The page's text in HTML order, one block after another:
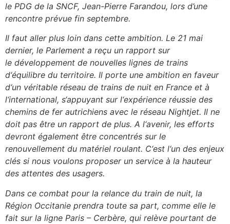
le PDG de la SNCF, Jean-Pierre Farandou, lors d’une
rencontre prévue fin septembre.
Il faut aller plus loin dans cette ambition. Le 21 mai
dernier, le Parlement a reçu un rapport sur
le développement de nouvelles lignes de trains
d‘équilibre du territoire. Il porte une ambition en faveur
d‘un véritable réseau de trains de nuit en France et à
l‘international, s‘appuyant sur l‘expérience réussie des
chemins de fer autrichiens avec le réseau Nightjet. Il ne
doit pas être un rapport de plus. A l‘avenir, les efforts
devront également être concentrés sur le
renouvellement du matériel roulant. C‘est l‘un des enjeux
clés si nous voulons proposerun service à la hauteur
des attentes des usagers.
Dans ce combat pour la relance du train de nuit, la
Région Occitanie prendra toute sa part, comme elle le
fait sur la ligne Paris – Cerbère, qui relève pourtant de